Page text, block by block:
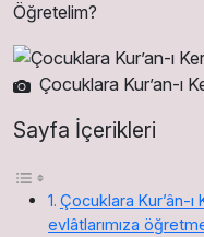
Öğretelim?
Çocuklara Kur’an-ı
Sayfa İçerikleri
Çocuklara Kur’ân-ı
evlâtlarımıza